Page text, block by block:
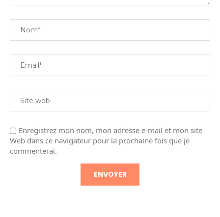
Enregistrez mon nom, mon adresse e-mail et mon site
Web dans ce navigateur pour la prochaine fois que je
commenterai.